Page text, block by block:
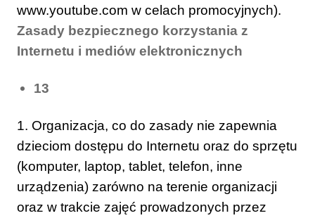
www.youtube.com w celach promocyjnych).
Zasady bezpiecznego korzystania z
Internetu i mediów elektronicznych
13
1. Organizacja, co do zasady nie zapewnia
dzieciom dostępu do Internetu oraz do sprzętu
(komputer, laptop, tablet, telefon, inne
urządzenia) zarówno na terenie organizacji
oraz w trakcie zajęć prowadzonych przez